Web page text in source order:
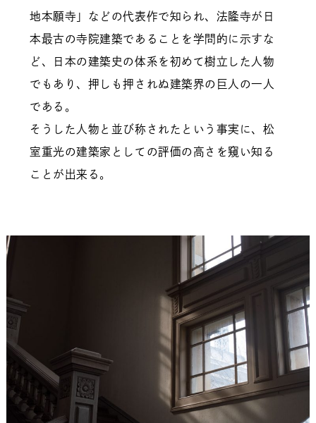
地本願寺」などの代表作で知られ、法隆寺が日
本最古の寺院建築であることを学問的に示すな
ど、日本の建築史の体系を初めて樹立した人物
でもあり、押しも押されぬ建築界の巨人の一人
である。
そうした人物と並び称されたという事実に、松
室重光の建築家としての評価の高さを窺い知る
ことが出来る。